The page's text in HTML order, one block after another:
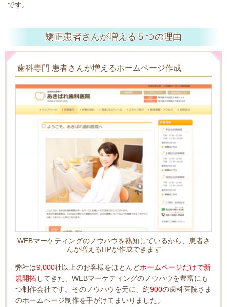
です。
矯正患者さんが増える ５つの理由
歯科専門 患者さんが増えるホームページ作成
WEBマーケティングのノウハウを熟知しているから、患者さ
んが増えるHPが作成できます
弊社は9,000社以上のお客様をほとんどホームページだけで新
規開拓 してきた、WEBマーケティングのノウハウを豊富にも
つ制作会社です。そのノウハウを元に、約900の歯科医院さま
のホームページ制作を手がけてまいりました。